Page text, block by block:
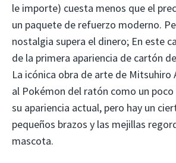
le importe) cuesta menos que el
un paquete de refuerzo moderno.
nostalgia supera el dinero; En este
de la primera apariencia de cartón
La icónica obra de arte de Mitsuhiro
al Pokémon del ratón como un
su apariencia actual, pero hay un
pequeños brazos y las mejillas
mascota.